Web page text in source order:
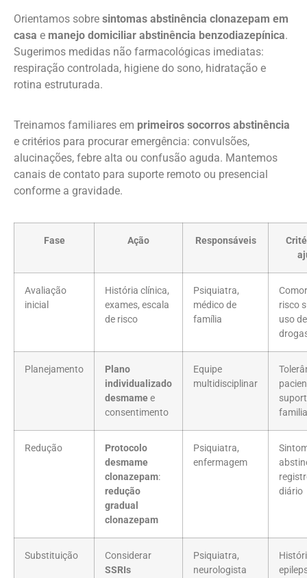
Orientamos sobre sintomas abstinência clonazepam em
casa e manejo domiciliar abstinência benzodiazepínica.
Sugerimos medidas não farmacológicas imediatas:
respiração controlada, higiene do sono, hidratação e
rotina estruturada.
Treinamos familiares em primeiros socorros abstinência
e critérios para procurar emergência: convulsões,
alucinações, febre alta ou confusão aguda. Mantemos
canais de contato para suporte remoto ou presencial
conforme a gravidade.
Fase Ação Responsáveis
Avaliação
inicial
História clínica,
exames, escala
de risco
Psiquiatra,
médico de
família
risco
uso
Planejamento
Plano
individualizado
desmamee
consentimento
Equipe
multidisciplinar
Redução
Protocolo
desmame
clonazepam:
redução
gradual
clonazepam
Psiquiatra,
enfermagem
diário
Substituição
Considerar
SSRIs
Psiquiatra,
neurologista